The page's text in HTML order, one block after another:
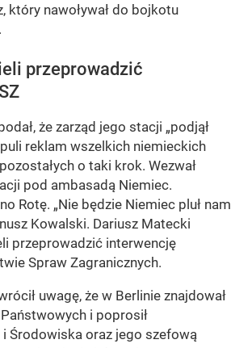
który nawoływał do bojkotu
przeprowadzić
że zarząd jego stacji „podjął
reklam wszelkich niemieckich
o taki krok. Wezwał
pod ambasadą Niemiec.
Rotę. „Nie będzie Niemiec pluł nam
Kowalski. Dariusz Matecki
przeprowadzić interwencję
Spraw Zagranicznych.
uwagę, że w Berlinie znajdował
i poprosił
Środowiska oraz jego szefową